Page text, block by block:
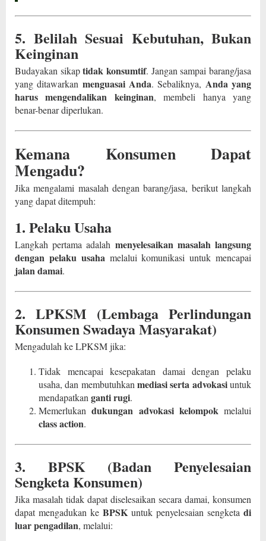
5. Belilah Sesuai Kebutuhan, Bukan
Keinginan
Budayakan sikaptidak konsumtif. Jangan sampai barang/jasa
yang ditawarkan menguasai Anda. Sebaliknya, Anda yang
harus mengendalikan keinginan, membeli hanya yang
benar-benar diperlukan.
Kemana Konsumen Dapat
Mengadu?
Jika mengalami masalah dengan barang/jasa, berikut langkah
yang dapat ditempuh:
1. Pelaku Usaha
Langkah pertama adalah menyelesaikan masalah langsung
dengan pelaku usahamelalui komunikasi untuk mencapai
jalan damai.
2. LPKSM (Lembaga Perlindungan
Konsumen Swadaya Masyarakat)
Mengadulah ke LPKSM jika:
Tidak mencapai kesepakatan damai dengan pelaku
usaha, dan membutuhkanmediasi serta advokasiuntuk
mendapatkanganti rugi.
Memerlukandukungan advokasi kelompokmelalui
class action.
3. BPSK (Badan Penyelesaian
Sengketa Konsumen)
Jika masalah tidak dapat diselesaikan secara damai, konsumen
dapat mengadukan ke BPSKuntuk penyelesaian sengketa di
luar pengadilan, melalui: